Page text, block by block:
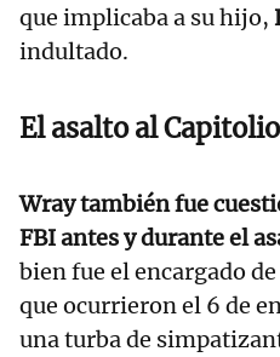
que implicaba a su hijo,
indultado.
El asalto al Capitolio
Wray también fue
FBI antes y durante el
bien fue el encargado
que ocurrieron el 6 de
una turba de